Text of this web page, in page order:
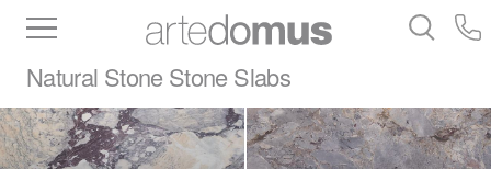
Slabs
Tiles Bathware
Natural Stone Stone Slabs